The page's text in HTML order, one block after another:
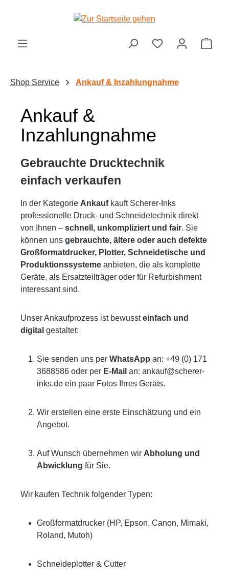
Zum Hauptinhalt springen
Shop Service Ankauf & Inzahlungnahme
Ankauf &
Inzahlungnahme
Gebrauchte Drucktechnik
einfach verkaufen
In der Kategorie Ankaufkauft Scherer‑Inks
professionelle Druck‑ und Schneidetechnik direkt
von Ihnen – schnell, unkompliziert und fair. Sie
können uns gebrauchte, ältere oder auch defekte
Großformatdrucker, Plotter, Schneidetische und
Produktionssysteme anbieten, die als komplette
Geräte, als Ersatzteilträger oder für Refurbishment
interessant sind.
Unser Ankaufprozess ist bewussteinfach und
digital gestaltet:
Sie senden uns per WhatsApp an: +49 (0) 171
3688586 oder per E‑Mail an: ankauf@scherer-
inks.de ein paar Fotos Ihres Geräts.
Wir erstellen eine erste Einschätzung und ein
Angebot.
Auf Wunsch übernehmen wir Abholung und
Abwicklung für Sie.
Wir kaufen Technik folgender Typen:
Großformatdrucker (HP, Epson, Canon, Mimaki,
Roland, Mutoh)
Schneideplotter & Cutter